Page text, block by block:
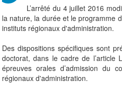
L’arrêté du 4 juillet 2016
la nature, la durée et le programme
instituts régionaux d'administration.
Des dispositions spécifiques sont
doctorat, dans le cadre de
épreuves orales d’admission du
régionaux d'administration.